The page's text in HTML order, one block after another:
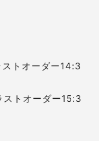
ストオーダー14:3
ストオーダー15:3